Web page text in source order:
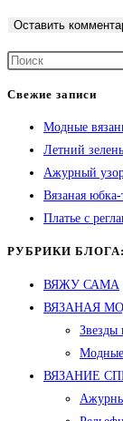
Свежие записи
Модные
Летний
Ажурный
Вязаная
Платье с
РУБРИКИ БЛОГА:
ВЯЖУ САМА
ВЯЗАНАЯ
Звезды
ВЯЗАНИЕ